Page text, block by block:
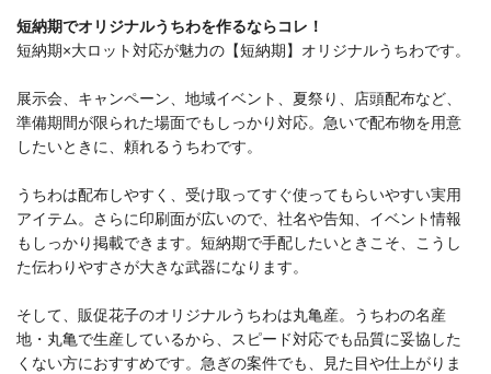
短納期でオリジナルうちわを作るならコレ！
短納期×大ロット対応が魅力の【短納期】オリジナルうちわです。
展示会、キャンペーン、地域イベント、夏祭り、店頭配布など、
準備期間が限られた場面でもしっかり対応。急いで配布物を用意
したいときに、頼れるうちわです。
うちわは配布しやすく、受け取ってすぐ使ってもらいやすい実用
アイテム。さらに印刷面が広いので、社名や告知、イベント情報
もしっかり掲載できます。短納期で手配したいときこそ、こうし
た伝わりやすさが大きな武器になります。
そして、販促花子のオリジナルうちわは丸亀産。うちわの名産
地・丸亀で生産しているから、スピード対応でも品質に妥協した
くない方におすすめです。急ぎの案件でも、見た目や仕上がりま